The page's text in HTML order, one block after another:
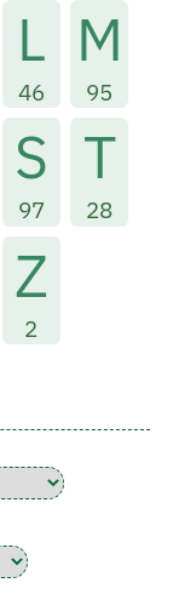
L
46
M
95
S
97
T
28
Z
2